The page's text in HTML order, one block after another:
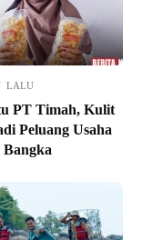
LALU
PT Timah, Kulit
Peluang Usaha
Bangka